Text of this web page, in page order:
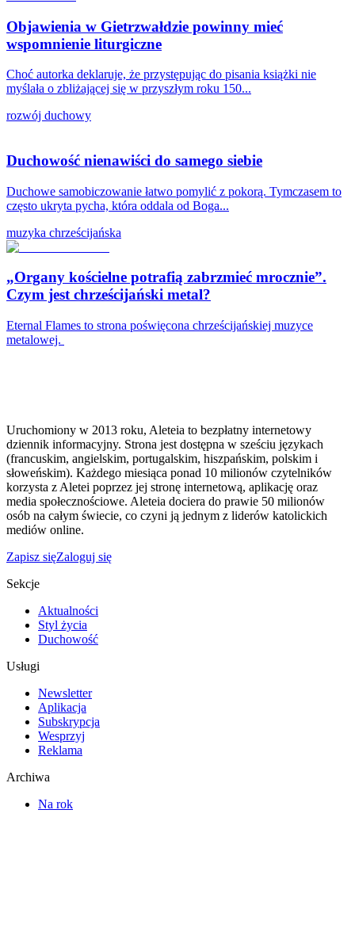
Objawienia w Gietrzwałdzie powinny mieć
wspomnienie liturgiczne
Choć autorka deklaruje, że przystępując do pisania książki nie
myślała o zbliżającej się w przyszłym roku 150...
rozwój duchowy
Duchowość nienawiści do samego siebie
Duchowe samobiczowanie łatwo pomylić z pokorą. Tymczasem to
często ukryta pycha, która oddala od Boga...
muzyka chrześcijańska
„Organy kościelne potrafią zabrzmieć mrocznie”.
Czym jest chrześcijański metal?
Eternal Flames to strona poświęcona chrześcijańskiej muzyce
metalowej.
Uruchomiony w 2013 roku, Aleteia to bezpłatny internetowy
dziennik informacyjny. Strona jest dostępna w sześciu językach
(francuskim, angielskim, portugalskim, hiszpańskim, polskim i
słoweńskim). Każdego miesiąca ponad 10 milionów czytelników
korzysta z Aletei poprzez jej stronę internetową, aplikację oraz
media społecznościowe. Aleteia dociera do prawie 50 milionów
osób na całym świecie, co czyni ją jednym z liderów katolickich
mediów online.
Zapisz sięZaloguj się
Sekcje
Aktualności
Styl życia
Duchowość
Usługi
Newsletter
Aplikacja
Subskrypcja
Wesprzyj
Reklama
Archiwa
Na rok